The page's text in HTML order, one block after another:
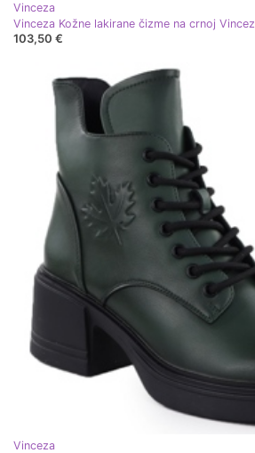
Vinceza
Vinceza Kožne lakirane čizme na crnoj
103,50 €
Vinceza